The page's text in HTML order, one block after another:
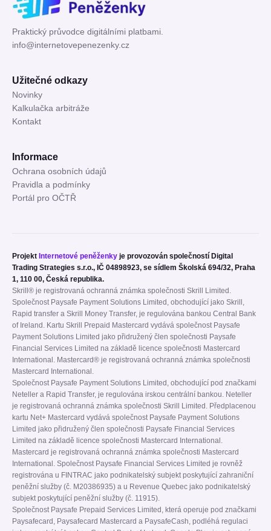
Praktický průvodce digitálními platbami.
info@internetovepenezenky.cz
Užitečné odkazy
Novinky
Kalkulačka arbitráže
Kontakt
Informace
Ochrana osobních údajů
Pravidla a podmínky
Portál pro OČTŘ
Projekt Internetové peněženky je provozován společností Digital
Trading Strategies s.r.o., IČ 04898923, se sídlem Školská 694/32, Praha
1, 110 00, Česká republika.
Skrill® je registrovaná ochranná známka společnosti Skrill Limited.
Společnost Paysafe Payment Solutions Limited, obchodující jako Skrill,
Rapid transfer a Skrill Money Transfer, je regulována bankou Central Bank
of Ireland. Kartu Skrill Prepaid Mastercard vydává společnost Paysafe
Payment Solutions Limited jako přidružený člen společnosti Paysafe
Financial Services Limited na základě licence společnosti Mastercard
International. Mastercard® je registrovaná ochranná známka společnosti
Mastercard International.
Společnost Paysafe Payment Solutions Limited, obchodující pod značkami
Neteller a Rapid Transfer, je regulována irskou centrální bankou. Neteller
je registrovaná ochranná známka společnosti Skrill Limited. Předplacenou
kartu Net+ Mastercard vydává společnost Paysafe Payment Solutions
Limited jako přidružený člen společnosti Paysafe Financial Services
Limited na základě licence společnosti Mastercard International.
Mastercard je registrovaná ochranná známka společnosti Mastercard
International. Společnost Paysafe Financial Services Limited je rovněž
registrována u FINTRAC jako podnikatelský subjekt poskytující zahraniční
peněžní služby (č. M20386935) a u Revenue Quebec jako podnikatelský
subjekt poskytující peněžní služby (č. 11915).
Společnost Paysafe Prepaid Services Limited, která operuje pod značkami
Paysafecard, Paysafecard Mastercard a PaysafeCash, podléhá regulaci